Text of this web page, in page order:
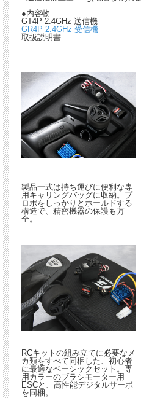
●内容物
GT4P 2.4GHz 送信機
GR4P 2.4GHz 受信機
取扱説明書
製品一式は持ち運びに便利な専
用キャリングバッグに収納。プ
ロポをしっかりとホールドする
構造で、精密機器の保護も万
全。
RCキットの組み立てに必要なメ
カ類をすべて同梱した、初心者
に最適なベーシックセット。専
用カラーのブラシモーター用
ESCと、高性能デジタルサーボ
を同梱。